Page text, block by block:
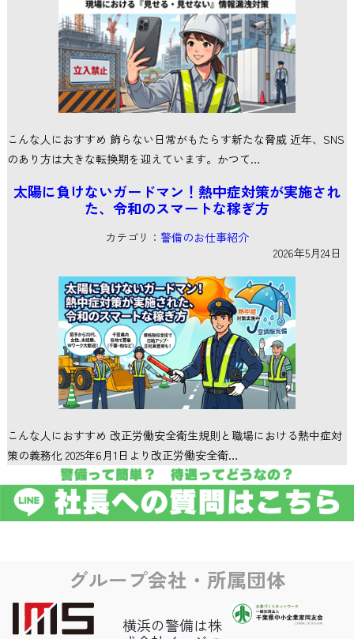
こんな人におすすめ 飾らない日常がもたらす新たな脅威 近年、SNS
のあり方は大きな転換期を迎えています。かつて…
太陽に負けないガードマン！熱中症対策が実施され
た、令和のスマートな稼ぎ方
カテゴリ： 警備のお仕事紹介
2026年5月24日
こんな人におすすめ 改正労働安全衛生規則と職場における熱中症対
策の義務化 2025年6月1日より改正労働安全衛…
グループ会社・所属団体
横浜の警備は株